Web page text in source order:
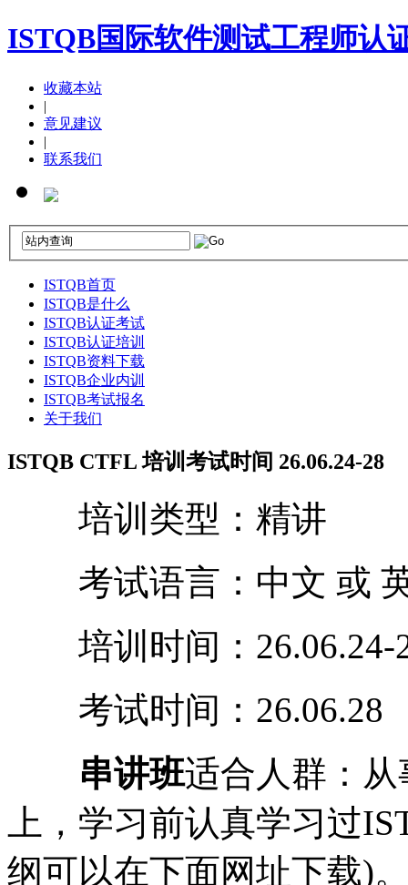
ISTQB国际软件测试工程师认
收藏本站
|
意见建议
|
联系我们
ISTQB首页
ISTQB是什么
ISTQB认证考试
ISTQB认证培训
ISTQB资料下载
ISTQB企业内训
ISTQB考试报名
关于我们
ISTQB CTFL 培训考试时间 26.06.24-28
培训类型：精讲
考试语言：中文 或
培训时间：26.06.24-
考试时间：26.06.28
串讲班适合人群：
上，学习前认真学习过
纲可以在下面网址下载)